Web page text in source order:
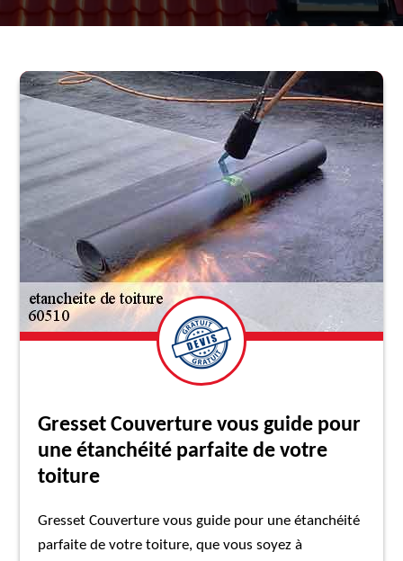
Gresset Couverture vous guide pour
une étanchéité parfaite de votre
toiture
Gresset Couverture vous guide pour une étanchéité
parfaite de votre toiture, que vous soyez à